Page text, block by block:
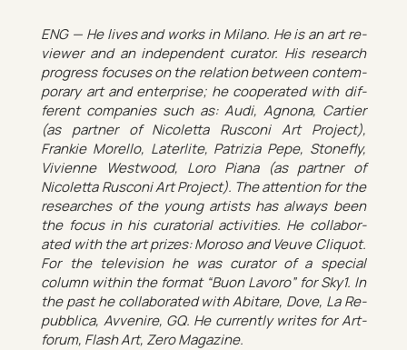
ENG — He lives and works in Mil­ano. He is an art re­
viewer and an in­de­pend­ent cur­ator. His re­search
pro­gress fo­cuses on the re­la­tion between con­tem­
por­ary art and en­ter­prise; he co­oper­ated with dif­
fer­ent com­pan­ies such as: Audi, Ag­nona, Cartier
(as part­ner of Nicoletta Rusconi Art Pro­ject),
Frankie Mo­rello, Laterl­ite, Pat­rizia Pepe, Stone­fly,
Vivi­enne West­wood, Loro Piana (as part­ner of
Nicoletta Rusconi Art Pro­ject). The at­ten­tion for the
re­searches of the young artists has al­ways been
the focus in his cur­at­orial activ­it­ies. He col­lab­or­
ated with the art prizes: Mor­oso and Veuve Cliquot.
For the tele­vi­sion he was cur­ator of a spe­cial
column within the format “Buon La­voro” for Sky1. In
the past he col­lab­or­ated with Abit­are, Dove, La Re­
pub­blica, Avvenire, GQ. He cur­rently writes for Art­
forum, Flash Art, Zero Magazine.